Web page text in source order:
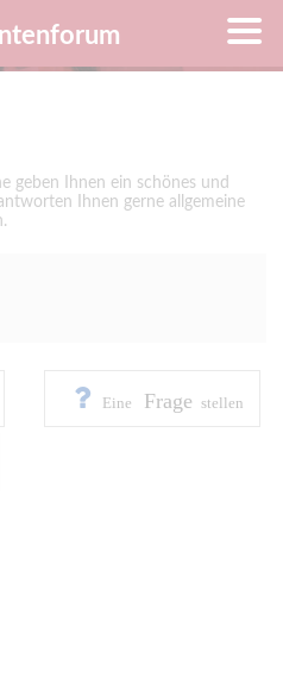
geben Ihnen ein schönes und
Ihnen gerne allgemeine
Eine Frage stellen